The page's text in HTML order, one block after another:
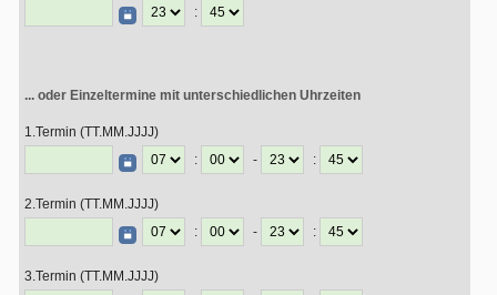
:
... oder Einzeltermine mit unterschiedlichen Uhrzeiten
1.Termin (TT.MM.JJJJ)
:
- :
2.Termin (TT.MM.JJJJ)
:
- :
3.Termin (TT.MM.JJJJ)